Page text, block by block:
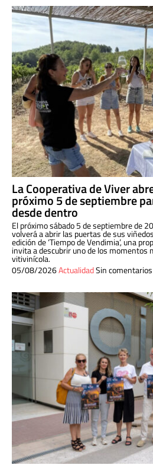
La Cooperativa de Viver
próximo 5 de septiembre
desde dentro
El próximo sábado 5 de septiembre de
volverá a abrir las puertas de sus
edición de ‘Tiempo de Vendimia’, una
invita a descubrir uno de los momentos
vitivinícola.
05/08/2026ActualidadSin comentarios